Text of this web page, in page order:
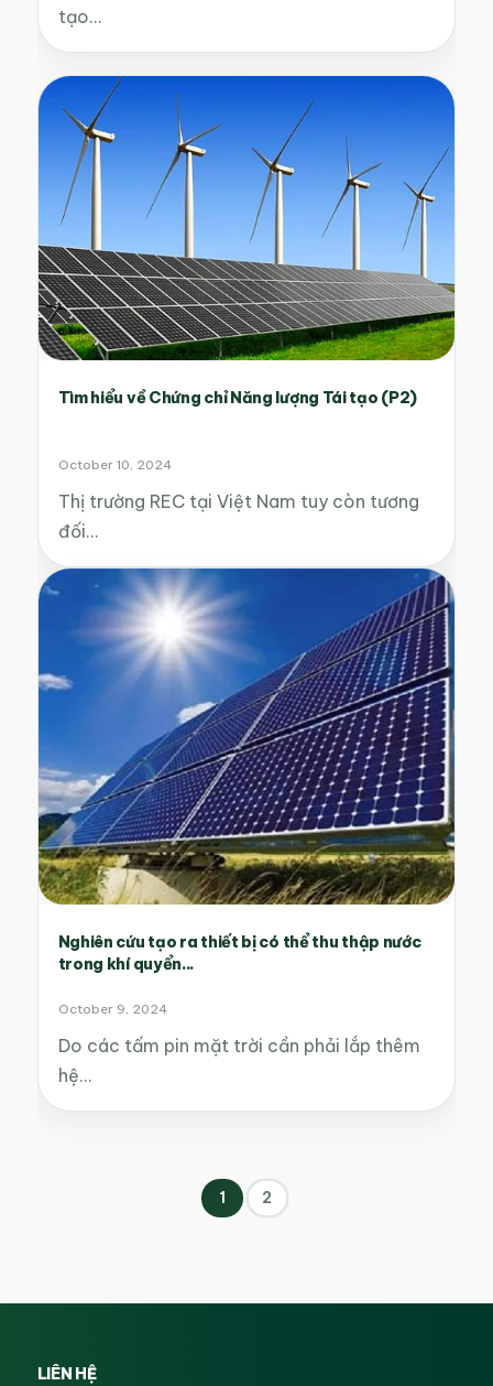
tạo…
Tìm hiểu về Chứng chỉ Năng lượng Tái tạo (P2)
October 10, 2024
Thị trường REC tại Việt Nam tuy còn tương
đối…
Nghiên cứu tạo ra thiết bị có thể thu thập nước
trong khí quyển...
October 9, 2024
Do các tấm pin mặt trời cần phải lắp thêm
hệ…
1 2
LIÊN HỆ